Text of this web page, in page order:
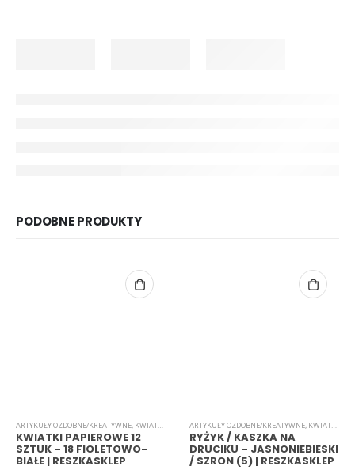
PODOBNE PRODUKTY
ARTYKUŁY OZDOBNE/KREATYWNE, KWIATKI PAPIEROWE
KWIATKI PAPIEROWE 12
SZTUK – 18 FIOLETOWO-
BIAŁE | RESZKASKLEP
ARTYKUŁY OZDOBNE/KREATYWNE, KWIATKI
RYŻYK / KASZKA NA
DRUCIKU – JASNONIEBIESKI
/ SZRON (5) | RESZKASKLEP